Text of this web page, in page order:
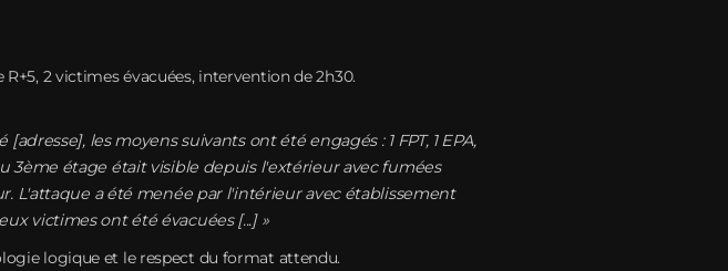
2 victimes évacuées, intervention de 2h30.
les moyens suivants ont été engagés : 1 FPT, 1 EPA,
3ème étage était visible depuis l'extérieur avec fumées
L'attaque a été menée par l'intérieur avec établissement
victimes ont été évacuées [...] »
logique et le respect du format attendu.